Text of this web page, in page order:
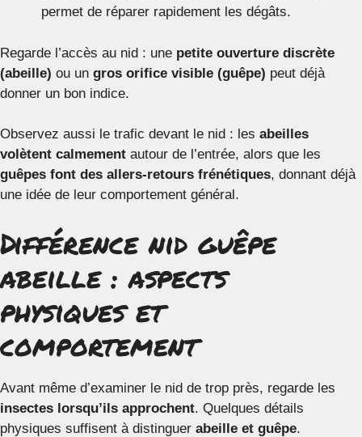
permet de réparer rapidement les dégâts.
Regarde l’accès au nid : une petite ouverture discrète
(abeille) ou un gros orifice visible (guêpe) peut déjà
donner un bon indice.
Observez aussi le trafic devant le nid : les abeilles
volètent calmement autour de l’entrée, alors que les
guêpes font des allers-retours frénétiques, donnant déjà
une idée de leur comportement général.
Différence nid guêpe
abeille : aspects
physiques et
comportement
Avant même d’examiner le nid de trop près, regarde les
insectes lorsqu’ils approchent. Quelques détails
physiques suffisent à distinguer abeille et guêpe.